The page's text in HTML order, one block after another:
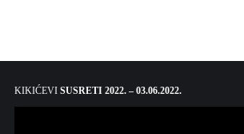
KIKIĆEVI SUSRETI 2022. – 03.06.2022.